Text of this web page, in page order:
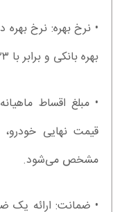
• نرخ بهره: نرخ
بهره بانکی و برابر با ۲۳ درصد تعیین شده است.
• مبلغ اقساط
قیمت نهایی
مشخص می‌شود.
• ضمانت: ارائه یک